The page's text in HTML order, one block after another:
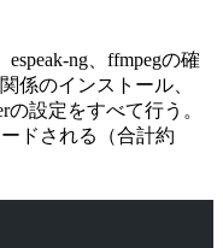
espeak-ng、ffmpegの確
係のインストール、
設定をすべて行う。
ドされる（合計約